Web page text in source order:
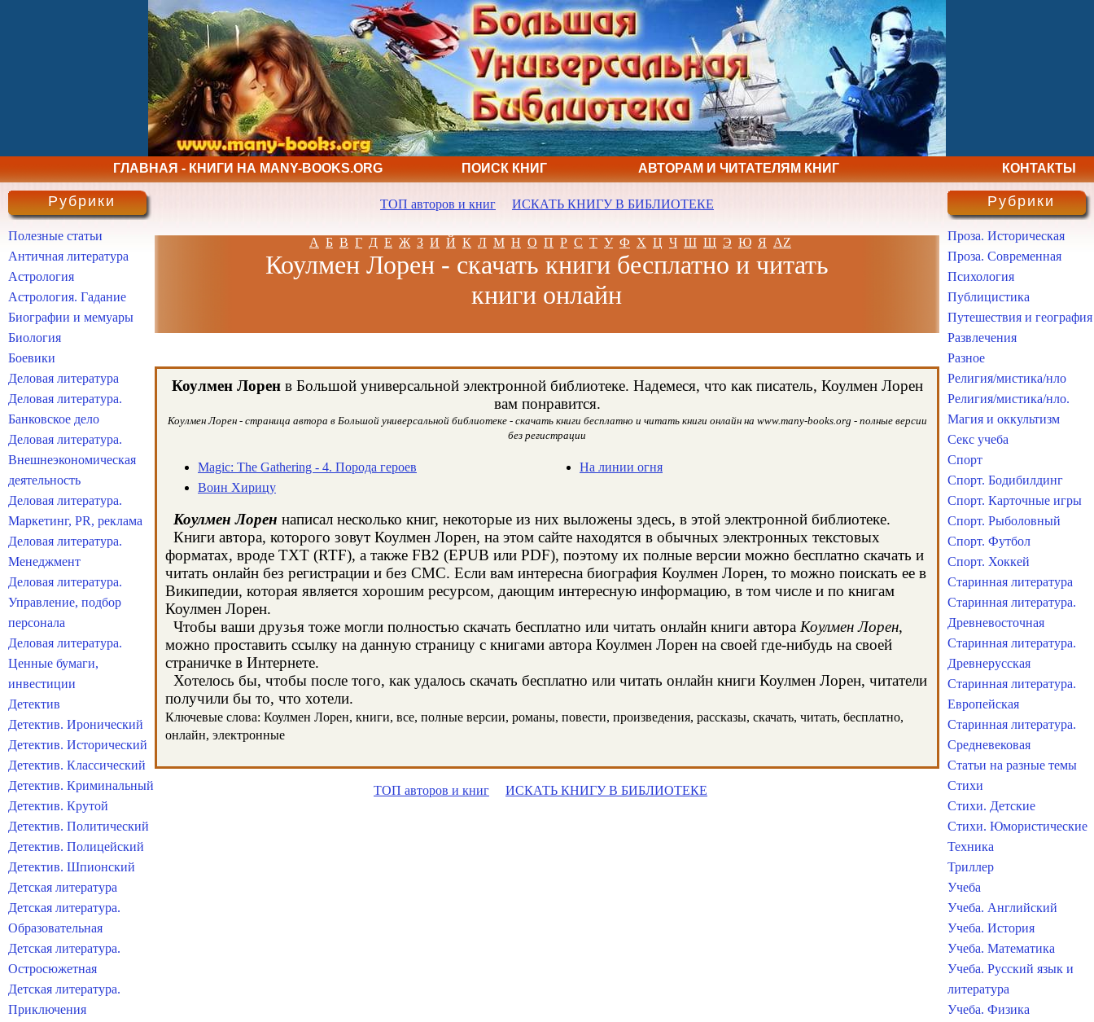
ГЛАВНАЯ - КНИГИ НА MANY-BOOKS.ORG ПОИСК КНИГ АВТОРАМ И ЧИТАТЕЛЯМ КНИГ КОНТАКТЫ
ТОП авторов и книг ИСКАТЬ КНИГУ В БИБЛИОТЕКЕ
А Б В Г Д Е Ж З И Й К Л М Н О П Р С Т У Ф Х Ц Ч Ш Щ Э Ю Я AZ
Коулмен Лорен - скачать книги бесплатно и читать
книги онлайн
Коулмен Лоренв Большой универсальной электронной библиотеке. Надемеся, что как писатель, Коулмен Лорен
вам понравится.
Коулмен Лорен - страница автора в Большой универсальной библиотеке - скачать книги бесплатно и читать книги онлайн на www.many-books.org - полные версии
без регистрации
Magic: The Gathering - 4. Порода героев
Воин Хирицу
На линии огня
Коулмен Лорен написал несколько книг, некоторые из них выложены здесь, в этой электронной библиотеке.
Книги автора, которого зовут Коулмен Лорен, на этом сайте находятся в обычных электронных текстовых
форматах, вроде TXT (RTF), а также FB2 (EPUB или PDF), поэтому их полные версии можно бесплатно скачать и
читать онлайн без регистрации и без СМС. Если вам интересна биография Коулмен Лорен, то можно поискать ее в
Википедии, которая является хорошим ресурсом, дающим интересную информацию, в том числе и по книгам
Коулмен Лорен.
Чтобы ваши друзья тоже могли полностью скачать бесплатно или читать онлайн книги автора Коулмен Лорен,
можно проставить ссылку на данную страницу с книгами автора Коулмен Лорен на своей где-нибудь на своей
страничке в Интернете.
Хотелось бы, чтобы после того, как удалось скачать бесплатно или читать онлайн книги Коулмен Лорен, читатели
получили бы то, что хотели.
Ключевые слова: Коулмен Лорен, книги, все, полные версии, романы, повести, произведения, рассказы, скачать, читать, бесплатно,
онлайн, электронные
ТОП авторов и книг ИСКАТЬ КНИГУ В БИБЛИОТЕКЕ
Рубрики
Полезные статьи
Античная литература
Астрология
Астрология. Гадание
Биографии и мемуары
Биология
Боевики
Деловая литература
Деловая литература.
Банковское дело
Деловая литература.
Внешнеэкономическая
деятельность
Деловая литература.
Маркетинг, PR, реклама
Деловая литература.
Менеджмент
Деловая литература.
Управление, подбор
персонала
Деловая литература.
Ценные бумаги,
инвестиции
Детектив
Детектив. Иронический
Детектив. Исторический
Детектив. Классический
Детектив. Криминальный
Детектив. Крутой
Детектив. Политический
Детектив. Полицейский
Детектив. Шпионский
Детская литература
Детская литература.
Образовательная
Детская литература.
Остросюжетная
Детская литература.
Приключения
Рубрики
Проза. Историческая
Проза. Современная
Психология
Публицистика
Путешествия и география
Развлечения
Разное
Религия/мистика/нло
Религия/мистика/нло.
Магия и оккультизм
Секс учеба
Спорт
Спорт. Бодибилдинг
Спорт. Карточные игры
Спорт. Рыболовный
Спорт. Футбол
Спорт. Хоккей
Старинная литература
Старинная литература.
Древневосточная
Старинная литература.
Древнерусская
Старинная литература.
Европейская
Старинная литература.
Средневековая
Статьи на разные темы
Стихи
Стихи. Детские
Стихи. Юмористические
Техника
Триллер
Учеба
Учеба. Английский
Учеба. История
Учеба. Математика
Учеба. Русский язык и
литература
Учеба. Физика